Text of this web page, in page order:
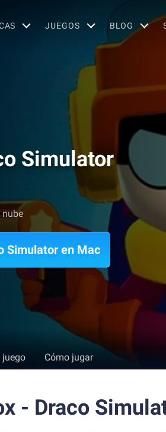
JUEGOS BLOG
Simulator
nube
Simulator en Mac
juego Cómo jugar
- Draco